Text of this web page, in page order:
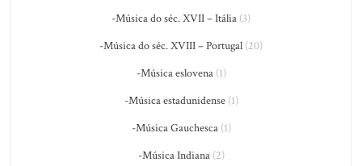
-Música do séc. XVII – Itália (3)
-Música do séc. XVIII – Portugal (20)
-Música eslovena(1)
-Música estadunidense(1)
-Música Gauchesca(1)
-Música Indiana(2)